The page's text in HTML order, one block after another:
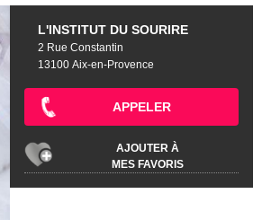
L'INSTITUT DU SOURIRE
2 Rue Constantin
13100 Aix-en-Provence
APPELER
AJOUTER À
MES FAVORIS